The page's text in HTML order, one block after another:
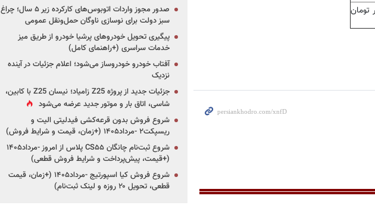
صدور مجوز واردات اتوبوس‌های کارکرده زیر ۵ سال؛ چراغ
سبز دولت برای نوسازی ناوگان حمل‌ونقل عمومی
پیگیری تحویل خودروهای پرشیا خودرو از طریق میز
خدمات سراسری (+راهنمای کامل)
آفتاب خودرو خودروساز می‌شود؛ اعلام جزئیات در آینده
نزدیک
جزئیات جدید از پروژه Z25 زامیاد؛ نیسان Z25 با کابین،
شاسی، اتاق بار و موتور جدید عرضه می‌شود
شروع فروش بدون قرعه‌کشی فیدلیتی الیت و
ریسپکت۲ -مرداد۱۴۰۵ (+زمان، قیمت و شرایط فروش)
شروع ثبت‌نام چانگان CS۵۵ پلاس از امروز -مرداد۱۴۰۵
(+قیمت، پیش‌پرداخت و شرایط فروش قطعی)
شروع فروش کیا اسپورتیج -مرداد۱۴۰۵ (+زمان، قیمت
قطعی، تحویل ۲۰ روزه و لینک ثبت‌نام)